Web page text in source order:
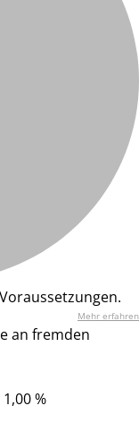
Mehr erfahren
an fremden
%